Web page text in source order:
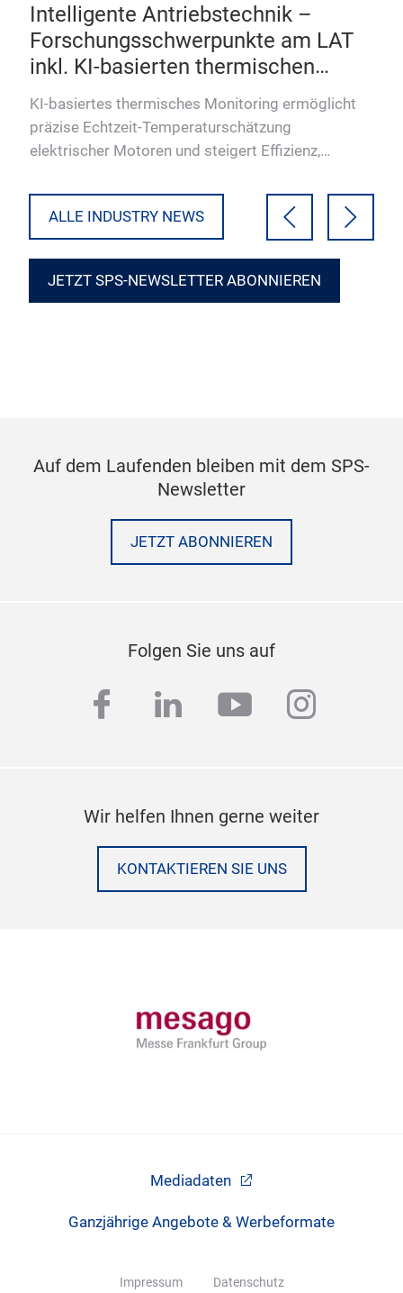
Intelligente Antriebstechnik –
Forschungsschwerpunkte am LAT
inkl. KI-basierten thermischen
Monitorings
KI-basiertes thermisches Monitoring ermöglicht
präzise Echtzeit-Temperaturschätzung
elektrischer Motoren und steigert Effizienz,
ALLE INDUSTRY NEWS
JETZT SPS-NEWSLETTER ABONNIEREN
Auf dem Laufenden bleiben mit dem SPS-
Newsletter
JETZT ABONNIEREN
Folgen Sie uns auf
facebook
linkedinyoutube
Wir helfen Ihnen gerne weiter
KONTAKTIEREN SIE UNS
Mediadaten
Ganzjährige Angebote & Werbeformate
Impressum Datenschutz